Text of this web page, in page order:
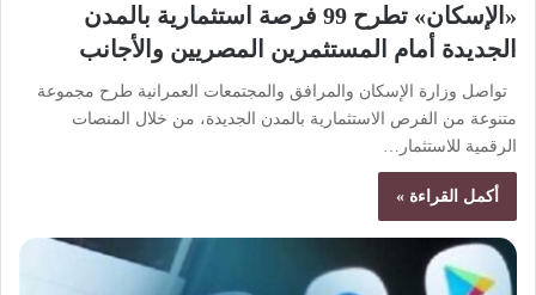
«الإسكان» تطرح 99 فرصة استثمارية بالمدن
الجديدة أمام المستثمرين المصريين والأجانب
تواصل وزارة الإسكان والمرافق والمجتمعات العمرانية طرح مجموعة
متنوعة من الفرص الاستثمارية بالمدن الجديدة، من خلال المنصات
الرقمية للاستثمار…
أكمل القراءة »